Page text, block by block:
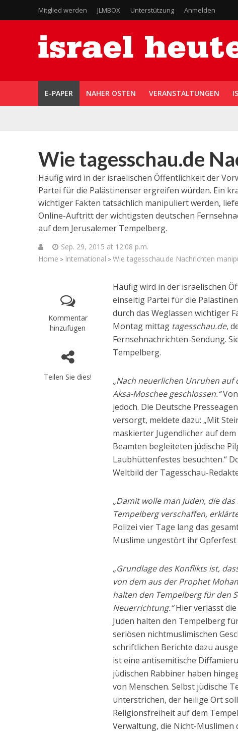
Mitglied werden JLMBOX Unterstützung Anmelden
E-PAPER NAHER OSTEN VERANSTALTUNGEN
Wie tagesschau.de
Häufig wird in der israelischen Öffentlichkeit der
Partei für die Palästinenser ergreifen würden. Ein
wichtiger Fakten tatsächlich manipuliert werden,
Online-Auftritt der wichtigsten deutschen
auf dem Jerusalemer Tempelberg.
Sep. 29, 2015 at 12:08 p.m.
Home > International > Wie tagesschau.de Nachrichten
Kommentar
hinzufügen
Teilen Sie dies!
Häufig wird in der israelischen
einseitig Partei für die
durch das Weglassen wichtiger
Montag mittag tagesschau.de,
Fernsehnachrichten-Sendung.
Tempelberg.
„Nach neuerlichen Unruhen auf
Aksa-Moschee geschlossen.“
jedoch. Die Deutsche
versorgt, meldete dazu: „Mit
maskierter Jugendlicher auf
Beamten begleiteten jüdische
Laubhüttenfestes besuchten.“
Weltbild der Tagesschau-
„Damit wolle man Juden, die
Tempelberg verschaffen,
Polizei vier Tage lang das
Muslime ungestört ihr
„Grundlage des Konflikts ist,
von dem aus der Prophet
halten den Tempelberg für den
Neuerrichtung.“Hier verlässt die
Juden halten den Tempelberg
seriösen nichtmuslimischen
schriftlichen Berichte dazu
ist eine antisemitische
jüdischen Rabbiner haben
von Menschen. Selbst jüdische
unterstrichen, der heilige Ort
Religionsfreiheit auf dem
Verwaltung, die Nicht-
Israelische
die Knesset